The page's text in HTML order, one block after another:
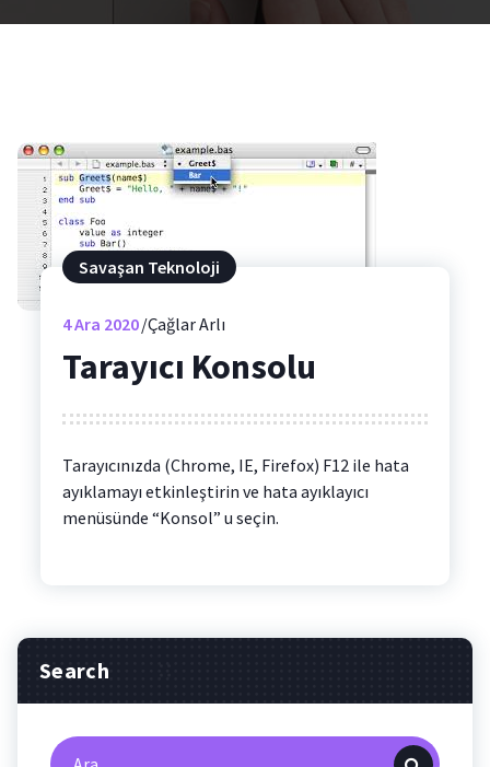
Savaşan Teknoloji
4Ara 2020 Çağlar Arlı
Tarayıcı Konsolu
Tarayıcınızda (Chrome, IE, Firefox) F12 ile hata
ayıklamayı etkinleştirin ve hata ayıklayıcı
menüsünde “Konsol” u seçin.
Search
Arama: